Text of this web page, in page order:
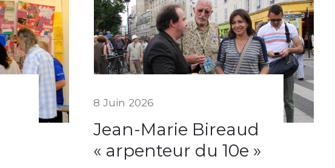
8 Juin 2026
Jean-Marie Bireaud
« arpenteur du 10e »